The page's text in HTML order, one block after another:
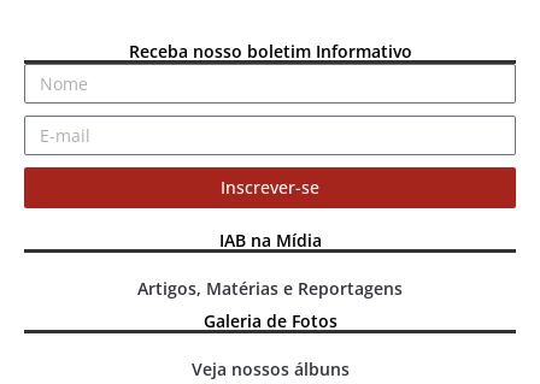
Receba nosso boletim Informativo
Inscrever-se
IAB na Mídia
Artigos, Matérias e Reportagens
Galeria de Fotos
Veja nossos álbuns